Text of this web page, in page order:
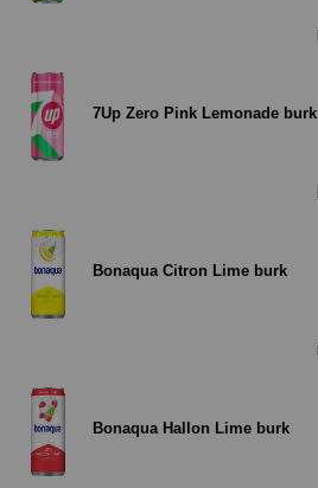
7Up Zero Pink Lemonade burk
Bonaqua Citron Lime burk
Bonaqua Hallon Lime burk